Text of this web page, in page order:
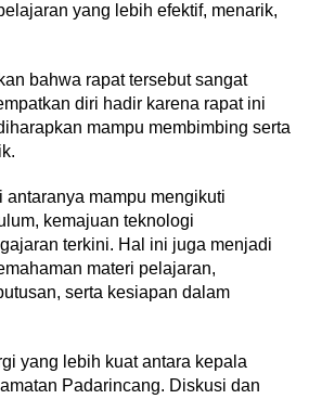
yang lebih efektif, menarik,
bahwa rapat tersebut sangat
diri hadir karena rapat ini
mampu membimbing serta
mampu mengikuti
kemajuan teknologi
terkini. Hal ini juga menjadi
materi pelajaran,
serta kesiapan dalam
yang lebih kuat antara kepala
Padarincang. Diskusi dan